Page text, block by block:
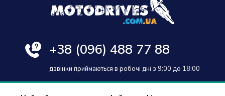
+38 (096) 488 77 88
дзвінки приймаються в робочі дні з 9:00 до 18:00